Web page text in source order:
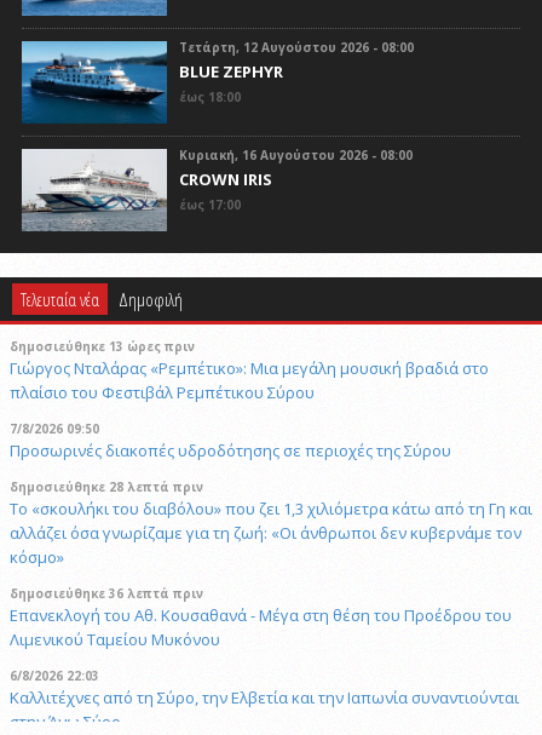
Τετάρτη, 12 Αυγούστου 2026 - 08:00
BLUE ZEPHYR
έως 18:00
Κυριακή, 16 Αυγούστου 2026 - 08:00
CROWN IRIS
έως 17:00
Τελευταία νέα Δημοφιλή
δημοσιεύθηκε 13 ώρες πριν
Γιώργος Νταλάρας «Ρεμπέτικο»: Μια μεγάλη μουσική βραδιά στο
πλαίσιο του Φεστιβάλ Ρεμπέτικου Σύρου
7/8/2026 09:50
Προσωρινές διακοπές υδροδότησης σε περιοχές της Σύρου
δημοσιεύθηκε 28 λεπτά πριν
Το «σκουλήκι του διαβόλου» που ζει 1,3 χιλιόμετρα κάτω από τη Γη και
αλλάζει όσα γνωρίζαμε για τη ζωή: «Οι άνθρωποι δεν κυβερνάμε τον
κόσμο»
δημοσιεύθηκε 36 λεπτά πριν
Επανεκλογή του Αθ. Κουσαθανά - Μέγα στη θέση του Προέδρου του
Λιμενικού Ταμείου Μυκόνου
6/8/2026 22:03
Καλλιτέχνες από τη Σύρο, την Ελβετία και την Ιαπωνία συναντιούνται
στην Άνω Σύρο